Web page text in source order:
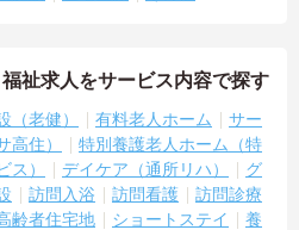
祉求人をサービス内容で探す
（老健） 有料老人ホーム
サー
高住）
特別養護老人ホーム（特
ス） デイケア（通所リハ）
グ
訪問入浴 訪問看護
訪問診療
齢者住宅地 ショートステイ
養